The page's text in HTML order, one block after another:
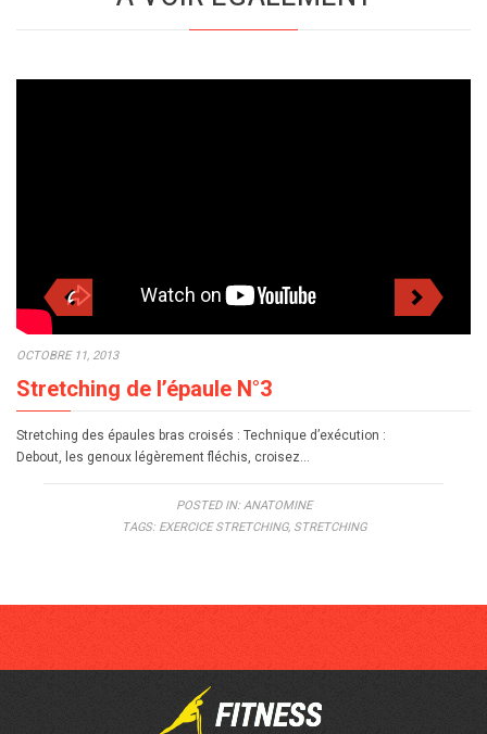
OCTOBRE 11, 2013
Stretching de l’épaule N°3
Stretching des épaules bras croisés : Technique d’exécution :
Debout, les genoux légèrement fléchis, croisez…
POSTED IN: ANATOMINE
TAGS: EXERCICE STRETCHING, STRETCHING